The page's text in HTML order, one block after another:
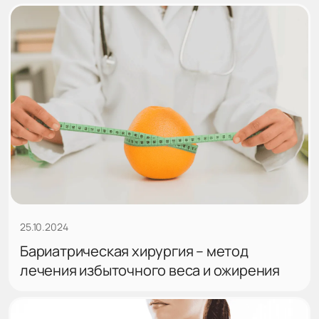
25.10.2024
Бариатрическая хирургия – метод
лечения избыточного веса и ожирения